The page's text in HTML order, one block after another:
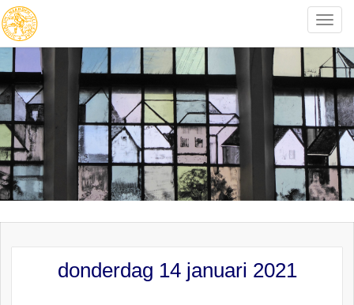
Toggle
donderdag 14 januari 2021